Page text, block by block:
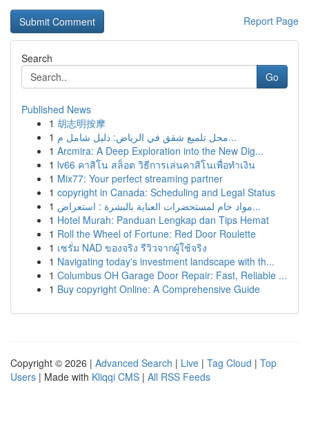
Report Page
Search
Go
Published News
1 胡志明按摩
1
محل تلميع شقق في الرياض: دليل شامل م...
1 Arcmira: A Deep Exploration into the New Dig...
1 lv66 คาสิโน สล็อต วิธีการเล่นคาสิโนเพื่อทำเงิน
1 Mix77: Your perfect streaming partner
1 copyright in Canada: Scheduling and Legal Status
1
مواد خام لمستحضرات العناية بالبشرة : استعراض...
1 Hotel Murah: Panduan Lengkap dan Tips Hemat
1 Roll the Wheel of Fortune: Red Door Roulette
1 เซรั่ม NAD ของจริง รีวิวจากผู้ใช้จริง
1 Navigating today's investment landscape with th...
1 Columbus OH Garage Door Repair: Fast, Reliable ...
1 Buy copyright Online: A Comprehensive Guide
Copyright © 2026 | Advanced Search | Live | Tag Cloud | Top
Users | Made with Kliqqi CMS | All RSS Feeds